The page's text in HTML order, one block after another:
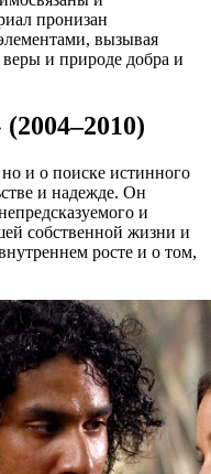
пронизан
вызывая
и природе добра и
и о поиске истинного
и надежде. Он
и
собственной жизни и
росте и о том,